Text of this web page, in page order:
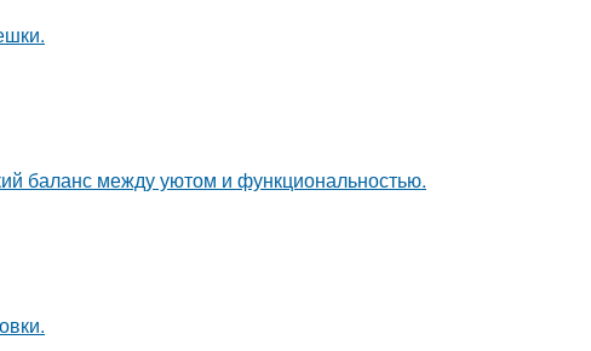
баланс между уютом и функциональностью.